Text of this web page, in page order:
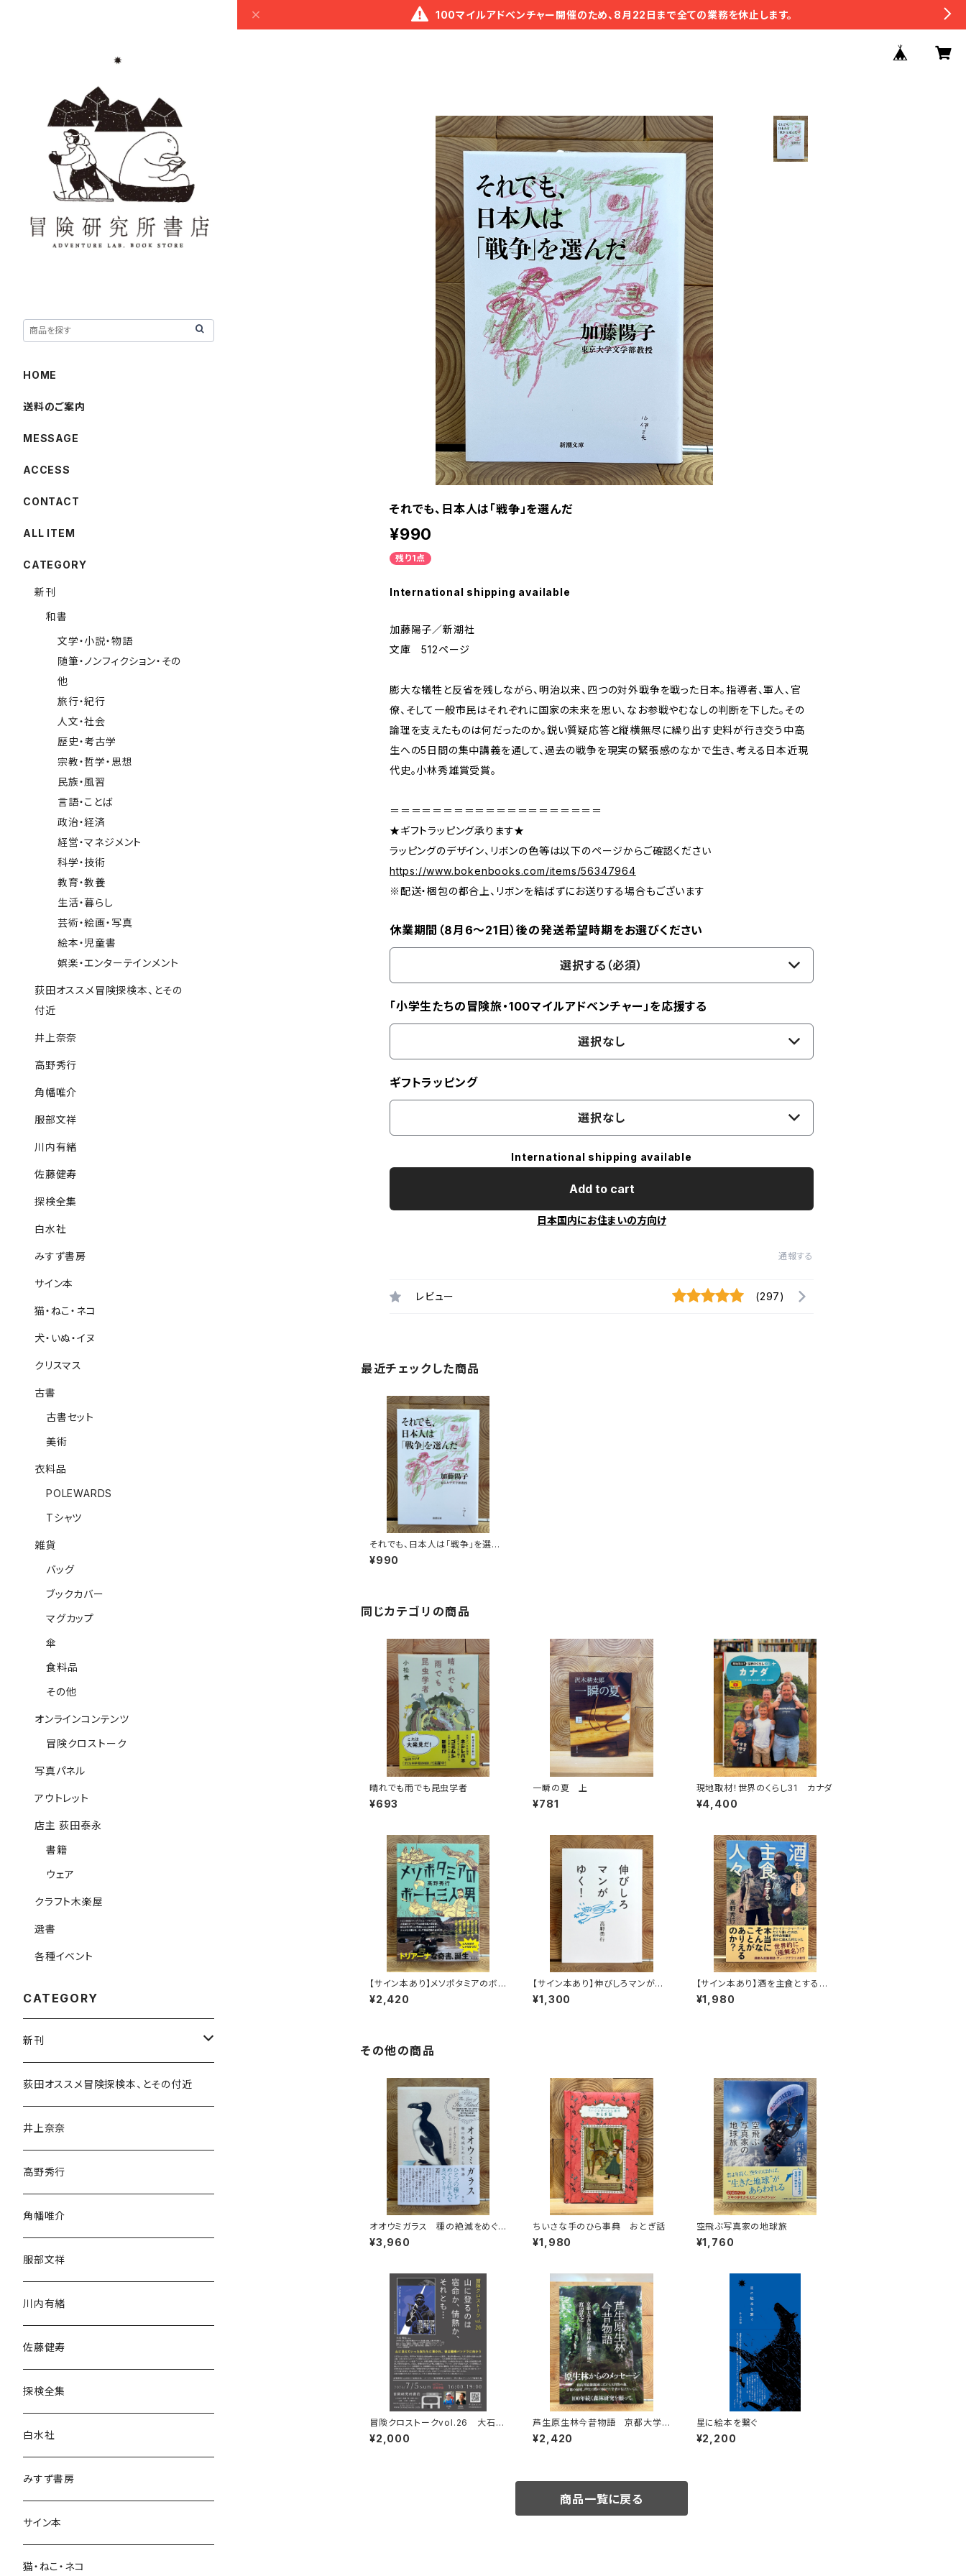
100マイルアドベンチャー開催のため、8月22日まで全ての業務を休止します。
それでも、日本人は「戦争」を選んだ
¥990
残り1点
International shipping available
加藤陽子／新潮社
文庫 512ページ
膨大な犠牲と反省を残しながら、明治以来、四つの対外戦争を戦った日本。指導者、軍人、官
僚、そして一般市民はそれぞれに国家の未来を思い、なお参戦やむなしの判断を下した。その
論理を支えたものは何だったのか。鋭い質疑応答と縦横無尽に繰り出す史料が行き交う中高
生への5日間の集中講義を通して、過去の戦争を現実の緊張感のなかで生き、考える日本近現
代史。小林秀雄賞受賞。
＝＝＝＝＝＝＝＝＝＝＝＝＝＝＝＝＝＝＝＝
★ギフトラッピング承ります★
ラッピングのデザイン、リボンの色等は以下のページからご確認ください
https://www.bokenbooks.com/items/56347964
※配送・梱包の都合上、リボンを結ばずにお送りする場合もございます
休業期間（8月6〜21日）後の発送希望時期をお選びください
選択する（必須）
「小学生たちの冒険旅・100マイルアドベンチャー」を応援する
選択なし
ギフトラッピング
選択なし
International shipping available
Add to cart
日本国内にお住まいの方向け
通報する
レビュー (297)
最近チェックした商品
それでも、日本人は「戦争」を選ん
だ
¥990
同じカテゴリの商品
晴れでも雨でも昆虫学者
¥693
一瞬の夏 上
¥781
現地取材！世界のくらし31 カナダ
¥4,400
【サイン本あり】メソポタミアのボ
ート三人男
¥2,420
【サイン本あり】伸びしろマンがゆ
く！
¥1,300
【サイン本あり】酒を主食とする
人々 エチオピアの科学的秘境を
旅する
¥1,980
その他の商品
オオウミガラス 種の絶滅をめぐる
物語
¥3,960
ちいさな手のひら事典 おとぎ話
¥1,980
空飛ぶ写真家の地球旅
¥1,760
冒険クロストークvol.26 大石明
弘「山に登るのは 宿命か、情熱か、
それとも…」録画視聴権
¥2,000
芦生原生林今昔物語 京都大学
芦生演習林から研究林へ
¥2,420
星に絵本を繋ぐ
¥2,200
商品一覧に戻る
HOME
送料のご案内
MESSAGE
ACCESS
CONTACT
ALL ITEM
CATEGORY
新刊
和書
文学・小説・物語
随筆・ノンフィクション・その
他
旅行・紀行
人文・社会
歴史・考古学
宗教・哲学・思想
民族・風習
言語・ことば
政治・経済
経営・マネジメント
科学・技術
教育・教養
生活・暮らし
芸術・絵画・写真
絵本・児童書
娯楽・エンターテインメント
荻田オススメ冒険探検本、とその
付近
井上奈奈
高野秀行
角幡唯介
服部文祥
川内有緒
佐藤健寿
探検全集
白水社
みすず書房
サイン本
猫・ねこ・ネコ
犬・いぬ・イヌ
クリスマス
古書
古書セット
美術
衣料品
POLEWARDS
Tシャツ
雑貨
バッグ
ブックカバー
マグカップ
傘
食料品
その他
オンラインコンテンツ
冒険クロストーク
写真パネル
アウトレット
店主 荻田泰永
書籍
ウェア
クラフト木楽屋
選書
各種イベント
CATEGORY
新刊
和書
文学・小説・物語
随筆・ノンフィクション・その他
民族・風習
言語・ことば
荻田オススメ冒険探検本、とその付近
井上奈奈
高野秀行
角幡唯介
服部文祥
川内有緒
佐藤健寿
探検全集
白水社
みすず書房
サイン本
猫・ねこ・ネコ